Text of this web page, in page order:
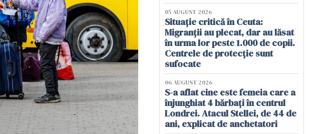
05 AUGUST 2026
Situație critică în Ceuta:
Migranții au plecat, dar au lăsat
în urma lor peste 1.000 de copii.
Centrele de protecție sunt
sufocate
06 AUGUST 2026
S-a aflat cine este femeia care a
înjunghiat 4 bărbați în centrul
Londrei. Atacul Stellei, de 44 de
ani, explicat de anchetatori